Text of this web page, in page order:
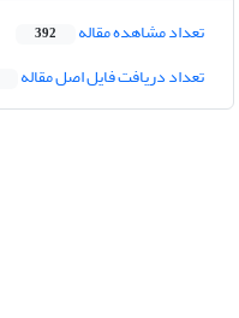
تعداد مشاهده مقاله 392
تعداد دریافت فایل اصل مقاله